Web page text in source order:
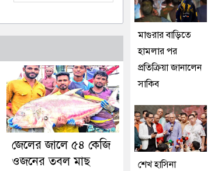
জেলের জালে ৫৪ কেজি
ওজনের তবল মাছ
মাগুরার বাড়িতে
হামলার পর
প্রতিক্রিয়া জানালেন
সাকিব
শেখ হাসিনা